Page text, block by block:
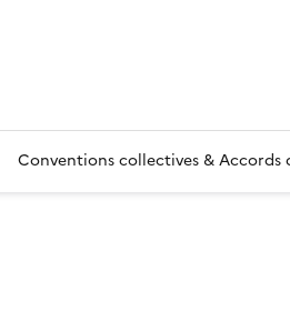
Conventions collectives & Accords